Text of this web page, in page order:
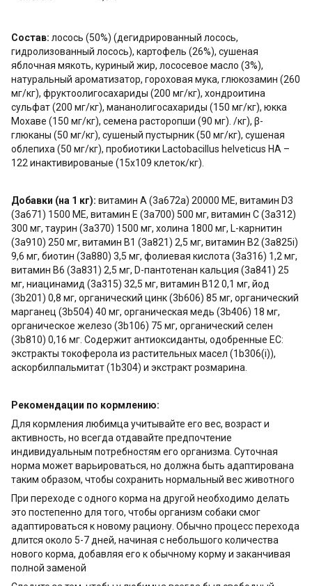
Состав: лосось (50%) (дегидрированный лосось,
гидролизованный лосось), картофель (26%), сушеная
яблочная мякоть, куриный жир, лососевое масло (3%),
натуральный ароматизатор, гороховая мука, глюкозамин (260
мг/кг), фруктоолигосахариды (200 мг/кг), хондроитина
сульфат (200 мг/кг), мананолигосахариды (150 мг/кг), юкка
Мохаве (150 мг/кг), семена расторопши (90 мг). /кг), β-
глюканы (50 мг/кг), сушеный пустырник (50 мг/кг), сушеная
облепиха (50 мг/кг), пробиотики Lactobacillus helveticus HA –
122 инактивированые (15х109 клеток/кг).
Добавки (на 1 кг): витамин А (3a672a) 20000 МЕ, витамин D3
(3a671) 1500 МЕ, витамин Е (3a700) 500 мг, витамин С (3a312)
300 мг, таурин (3a370) 1500 мг, холина 1800 мг, L-карнитин
(3a910) 250 мг, витамин B1 (3a821) 2,5 мг, витамин B2 (3a825i)
9,6 мг, биотин (3a880) 3,5 мг, фолиевая кислота (3a316) 1,2 мг,
витамин B6 (3a831) 2,5 мг, D-пантотенан кальция (3a841) 25
мг, ниацинамид (3a315) 32,5 мг, витамин B12 0,1 мг, йод
(3b201) 0,8 мг, органический цинк (3b606) 85 мг, органический
марганец (3b504) 40 мг, органическая медь (3b406) 18 мг,
органическое железо (3b106) 75 мг, органический селен
(3b810) 0,16 мг. Содержит антиоксиданты, одобренные ЕС:
экстракты токоферола из растительных масел (1b306(i)),
аскорбилпальмитат (1b304) и экстракт розмарина.
Рекомендации по кормлению:
Для кормления любимца учитывайте его вес, возраст и
активность, но всегда отдавайте предпочтение
индивидуальным потребностям его организма. Суточная
норма может варьироваться, но должна быть адаптирована
таким образом, чтобы сохранить нормальный вес животного
При переходе с одного корма на другой необходимо делать
это постепенно для того, чтобы организм собаки смог
адаптироваться к новому рациону. Обычно процесс перехода
длится около 5-7 дней, начиная с небольшого количества
нового корма, добавляя его к обычному корму и заканчивая
полной заменой